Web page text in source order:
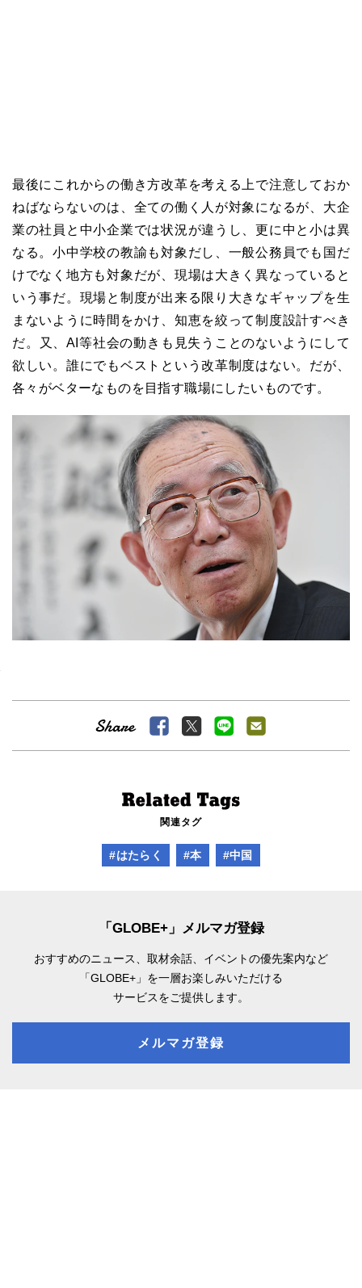
最後にこれからの働き方改革を考える上で注意しておか
ねばならないのは、全ての働く人が対象になるが、大企
業の社員と中小企業では状況が違うし、更に中と小は異
なる。小中学校の教諭も対象だし、一般公務員でも国だ
けでなく地方も対象だが、現場は大きく異なっていると
いう事だ。現場と制度が出来る限り大きなギャップを生
まないように時間をかけ、知恵を絞って制度設計すべき
だ。又、AI 等社会の動きも見失うことのないようにして
欲しい。誰にでもベストという改革制度はない。だが、
各々がベターなものを目指す職場にしたいものです。
関連タグ
#はたらく #本 #中国
「GLOBE+」メルマガ登録
おすすめのニュース、取材余話、 イベントの優先案内など
「GLOBE+」を一層お楽しみいただける
サービスをご提供します。
メルマガ登録